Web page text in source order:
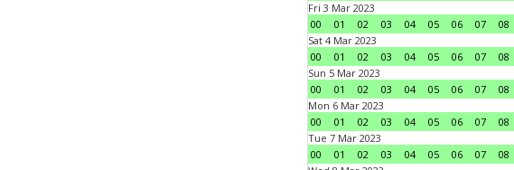
Fri 3 Mar 2023
00
01 02 03 04 05 06 07 08
Sat 4 Mar 2023
00
01 02 03 04 05 06 07 08
Sun 5 Mar 2023
00
01 02 03 04 05 06 07 08
Mon 6 Mar 2023
00
01 02 03 04 05 06 07 08
Tue 7 Mar 2023
00
01 02 03 04 05 06 07 08